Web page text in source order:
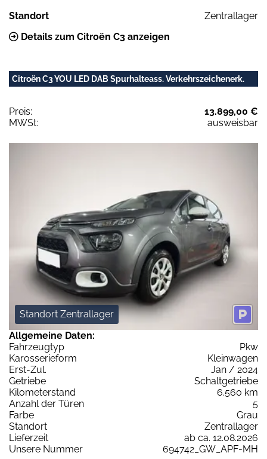
Standort
Zentrallager
Details zum Citroën C3 anzeigen
Citroën C3 YOU LED DAB Spurhalteass. Verkehrszeichenerk.
Preis:
13.899,00 €
MWSt:
ausweisbar
Standort Zentrallager
Allgemeine Daten:
Fahrzeugtyp
Pkw
Karosserieform
Kleinwagen
Erst-Zul.
Jan / 2024
Getriebe
Schaltgetriebe
Kilometerstand
6.560 km
Anzahl der Türen
5
Farbe
Grau
Standort
Zentrallager
Lieferzeit
ab ca. 12.08.2026
Unsere Nummer
694742_GW_APF-MH